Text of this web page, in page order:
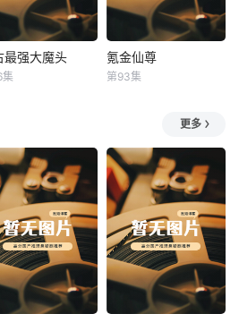
万古最强大魔头
最强大魔头
集
氪金仙尊
氪金仙尊
第93集
更多